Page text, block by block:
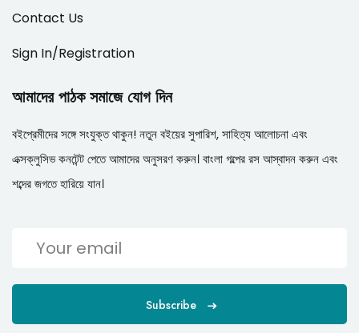
Contact Us
Sign In/Registration
আমাদের পাঠক সমাজে যোগ দিন
বইপ্রেমীদের সঙ্গে সংযুক্ত থাকুন! নতুন বইয়ের সুপারিশ, সাহিত্য আলোচনা এবং
এক্সক্লুসিভ কনটেন্ট পেতে আমাদের অনুসরণ করুন। বাংলা গল্পের রস আস্বাদন করুন এবং
শব্দের জগতে হারিয়ে যান।
Subscribe